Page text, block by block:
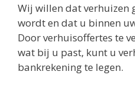
Wij willen dat verhuizen
wordt en dat u binnen
Door verhuisoffertes te
wat bij u past, kunt u
bankrekening te legen.